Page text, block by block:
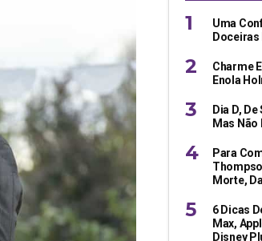
Uma
Charme
Enola
Dia D,
Mas
Para
Morte,
6 Dicas
Max,
Disney